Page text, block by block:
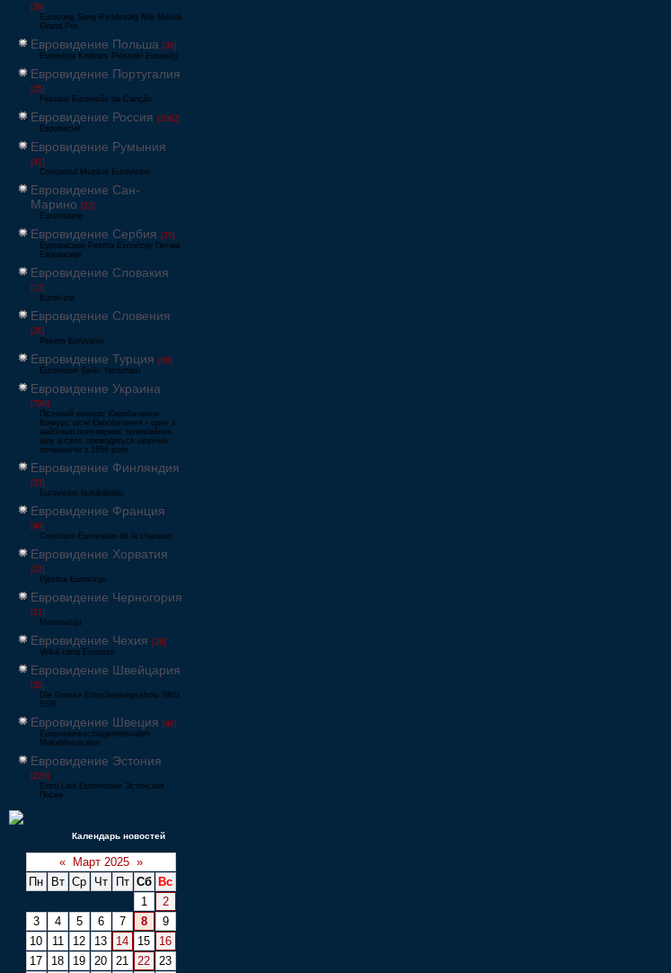
[39]
Eurosong Sang Ryddesalg Nrk Melodi
Grand Prix
Евровидение Польша [36]
Eurowizja Konkurs Piosenki Eurowizji
Евровидение Португалия
[25]
Festival Eurovisão da Canção
Евровидение Россия [1062]
Европесня
Евровидение Румыния
[41]
Concursul Muzical Eurovision
Евровидение Сан-
Марино [23]
Eurovisione
Евровидение Сербия [39]
Еуровисион Pesma Evrovizije Песма
Евровизије
Евровидение Словакия
[13]
Eurovízia
Евровидение Словения
[26]
Pesem Evrovizije
Евровидение Турция [66]
Eurovision Şarkı Yarışması
Евровидение Украина
[796]
Пісенний конкурс Євробачення
Конкурс пісні Євробачення - одне з
найбільш популярних телевізійних
шоу в світі, проводиться щорічно,
починаючи з 1956 року
Евровидение Финляндия
[33]
Eurovision laulukilpailu
Евровидение Франция
[49]
Concours Eurovision de la chanson
Евровидение Хорватия
[22]
Pjesma Eurovizije
Евровидение Черногория
[21]
Montevizija
Евровидение Чехия [26]
Velká cena Eurovize
Евровидение Швейцария
[35]
Die Grosse Entscheidungsshow SRG
SSR
Евровидение Швеция [48]
Eurovisionsschlagerfestivalen
Melodifestivalen
Евровидение Эстония
[226]
Eesti Laul Eurovisioon Эстонская
Песня
Календарь новостей
« Март 2025 »
Пн
Вт Ср Чт Пт Сб
Вс
1
2
3
4 5 6 7 8
9
10
11 12 13 14 15
16
17
18 19 20 21 22
23